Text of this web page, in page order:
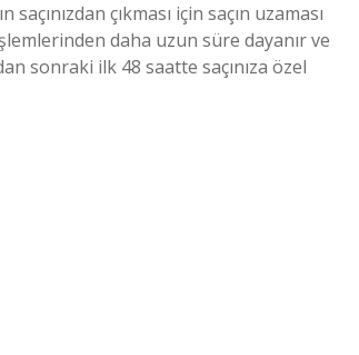
çıkması için saçın uzaması
daha uzun süre dayanır ve
sonraki ilk 48 saatte saçınıza özel